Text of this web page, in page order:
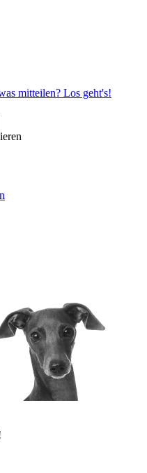
mitteilen? Los geht's!